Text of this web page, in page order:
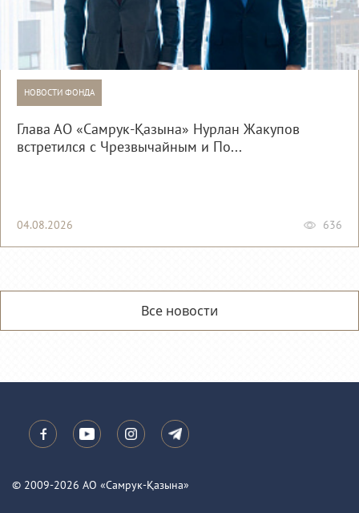
НОВОСТИ ФОНДА
Глава АО «Самрук-Қазына» Нурлан Жакупов
встретился с Чрезвычайным и По...
04.08.2026 636
Все новости
© 2009-2026 АО «Самрук-Қазына»